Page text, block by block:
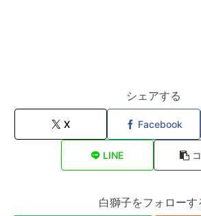
シェアする
X Facebook
LINE
白獅子をフォローす